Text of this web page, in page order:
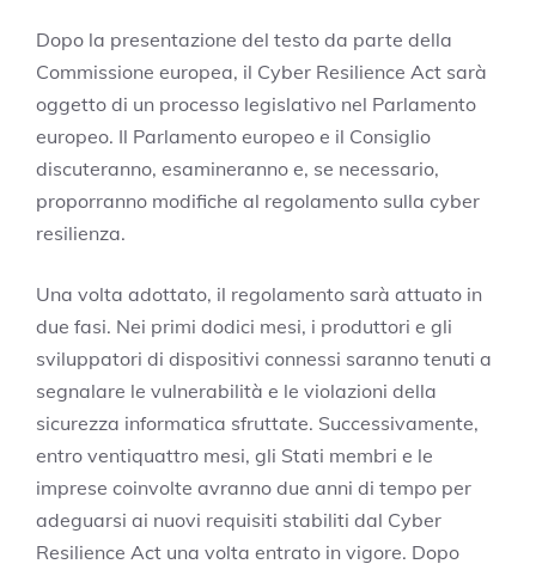
Dopo la presentazione del testo da parte della
Commissione europea, il Cyber Resilience Act sarà
oggetto di un processo legislativo nel Parlamento
europeo. Il Parlamento europeo e il Consiglio
discuteranno, esamineranno e, se necessario,
proporranno modifiche al regolamento sulla cyber
resilienza.
Una volta adottato, il regolamento sarà attuato in
due fasi. Nei primi dodici mesi, i produttori e gli
sviluppatori di dispositivi connessi saranno tenuti a
segnalare le vulnerabilità e le violazioni della
sicurezza informatica sfruttate. Successivamente,
entro ventiquattro mesi, gli Stati membri e le
imprese coinvolte avranno due anni di tempo per
adeguarsi ai nuovi requisiti stabiliti dal Cyber
Resilience Act una volta entrato in vigore. Dopo